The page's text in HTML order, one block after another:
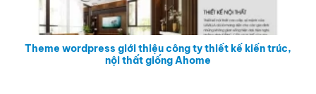
Theme wordpress giới thiệu công ty thiết kế kiến trúc,
nội thất giống Ahome